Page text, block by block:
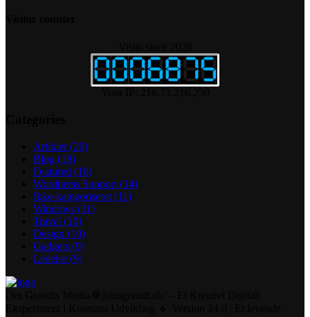
Artikler(29)
Blog (18)
Featured (16)
Wordpress Support (14)
Ikke-kategoriseret (11)
Windows (11)
Travel (10)
Design (10)
Gadgets (9)
Ledelse (9)